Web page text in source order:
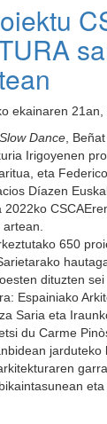
ekainaren 21an,
Dance ,
Irigoyenen
eta
Díazen
650
dituzten
Espainiako
Saria eta
du Carme
jarduteko